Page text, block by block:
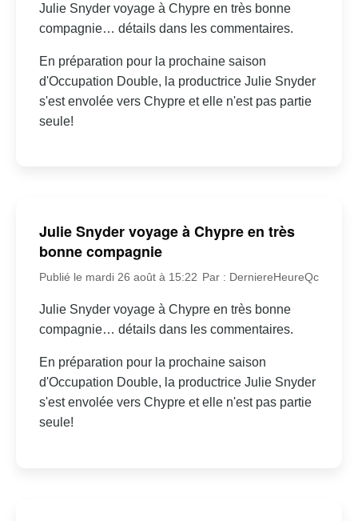
Julie Snyder voyage à Chypre en très bonne
compagnie… détails dans les commentaires.
En préparation pour la prochaine saison
d'Occupation Double, la productrice Julie Snyder
s'est envolée vers Chypre et elle n'est pas partie
seule!
Julie Snyder voyage à Chypre en très
bonne compagnie
Publié le mardi 26 août à 15:22 Par : DerniereHeureQc
Julie Snyder voyage à Chypre en très bonne
compagnie… détails dans les commentaires.
En préparation pour la prochaine saison
d'Occupation Double, la productrice Julie Snyder
s'est envolée vers Chypre et elle n'est pas partie
seule!